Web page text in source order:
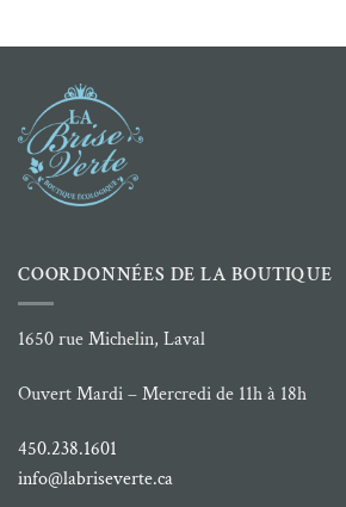
COORDONNÉES DE LA BOUTIQUE
1650 rue Michelin, Laval
Ouvert Mardi – Mercredi de 11h à 18h
450.238.1601
info@labriseverte.ca